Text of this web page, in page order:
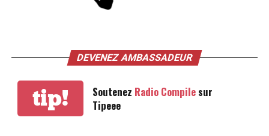
DEVENEZ AMBASSADEUR
tip! Soutenez Radio Compilesur
Tipeee